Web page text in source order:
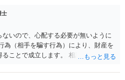
てもらうことで支払額が下がること
す、ただ、弁護士費用かけるならその
で、 兼ね合いは考えてみましょう。
士
いので、心配する必要が無いように
為（相手を騙す行為）により、財産を
ことで成立します。 相談者さんは、
罪に問うことはできません。 おそら